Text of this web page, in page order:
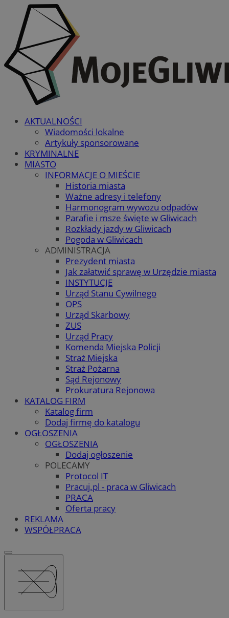
AKTUALNOŚCI
Wiadomości lokalne
Artykuły sponsorowane
KRYMINALNE
MIASTO
INFORMACJE O MIEŚCIE
Historia miasta
Ważne adresy i telefony
Harmonogram wywozu odpadów
Parafie i msze święte w Gliwicach
Rozkłady jazdy w Gliwicach
Pogoda w Gliwicach
ADMINISTRACJA
Prezydent miasta
Jak załatwić sprawę w Urzędzie miasta
INSTYTUCJE
Urząd Stanu Cywilnego
OPS
Urząd Skarbowy
ZUS
Urząd Pracy
Komenda Miejska Policji
Straż Miejska
Straż Pożarna
Sąd Rejonowy
Prokuratura Rejonowa
KATALOG FIRM
Katalog firm
Dodaj firmę do katalogu
OGŁOSZENIA
OGŁOSZENIA
Dodaj ogłoszenie
POLECAMY
Protocol IT
Pracuj.pl - praca w Gliwicach
PRACA
Oferta pracy
REKLAMA
WSPÓŁPRACA